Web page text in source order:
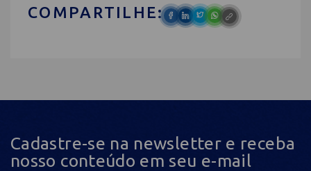
COMPARTILHE:
Cadastre-se na newsletter e receba
nosso conteúdo em seu e-mail